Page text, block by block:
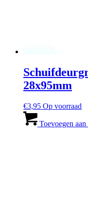
28x95mm
€3,95 Op voorraad
Toevoegen